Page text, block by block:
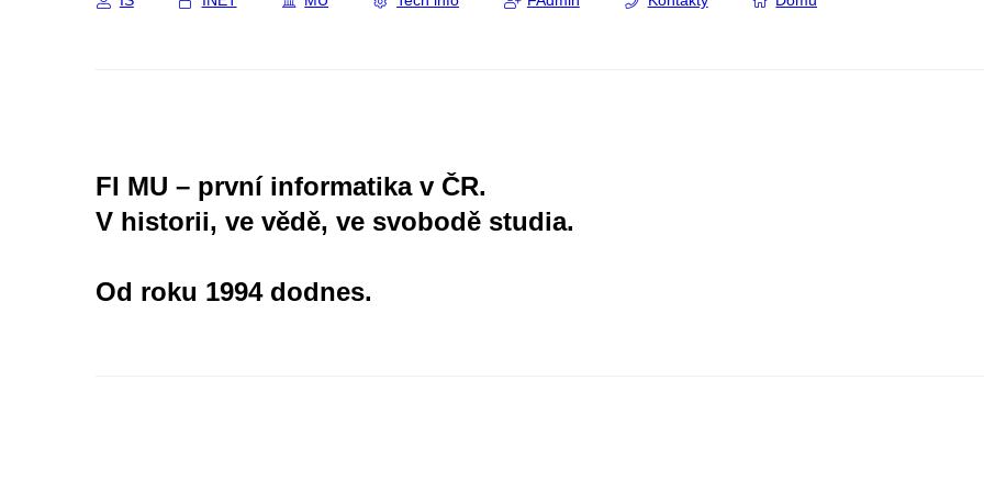
FI MU – první informatika v ČR.
V historii, ve vědě, ve svobodě studia.
Od roku 1994 dodnes.